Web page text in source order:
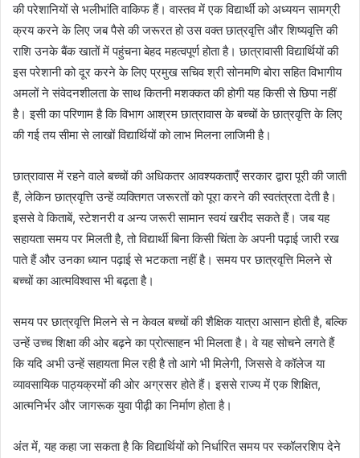
की परेशानियों से भलीभांति वाकिफ हैं। वास्तव में एक विद्यार्थी को अध्ययन सामग्री
क्रय करने के लिए जब पैसे की जरूरत हो उस वक्त छात्रवृत्ति और शिष्यवृत्ति की
राशि उनके बैंक खातों में पहुंचना बेहद महत्वपूर्ण होता है। छात्रावासी विद्यार्थियों की
इस परेशानी को दूर करने के लिए प्रमुख सचिव श्री सोनमणि बोरा सहित विभागीय
अमलों ने संवेदनशीलता के साथ कितनी मशक्कत की होगी यह किसी से छिपा नहीं
है। इसी का परिणाम है कि विभाग आश्रम छात्रावास के बच्चों के छात्रवृत्ति के लिए
की गई तय सीमा से लाखों विद्यार्थियों को लाभ मिलना लाजिमी है।
छात्रावास में रहने वाले बच्चों की अधिकतर आवश्यकताएँ सरकार द्वारा पूरी की जाती
हैं, लेकिन छात्रवृत्ति उन्हें व्यक्तिगत जरूरतों को पूरा करने की स्वतंत्रता देती है।
इससे वे किताबें, स्टेशनरी व अन्य जरूरी सामान स्वयं खरीद सकते हैं। जब यह
सहायता समय पर मिलती है, तो विद्यार्थी बिना किसी चिंता के अपनी पढ़ाई जारी रख
पाते हैं और उनका ध्यान पढ़ाई से भटकता नहीं है। समय पर छात्रवृत्ति मिलने से
बच्चों का आत्मविश्वास भी बढ़ता है।
समय पर छात्रवृत्ति मिलने से न केवल बच्चों की शैक्षिक यात्रा आसान होती है, बल्कि
उन्हें उच्च शिक्षा की ओर बढ़ने का प्रोत्साहन भी मिलता है। वे यह सोचने लगते हैं
कि यदि अभी उन्हें सहायता मिल रही है तो आगे भी मिलेगी, जिससे वे कॉलेज या
व्यावसायिक पाठ्यक्रमों की ओर अग्रसर होते हैं। इससे राज्य में एक शिक्षित,
आत्मनिर्भर और जागरूक युवा पीढ़ी का निर्माण होता है।
अंत में, यह कहा जा सकता है कि विद्यार्थियों को निर्धारित समय पर स्कॉलरशिप देने